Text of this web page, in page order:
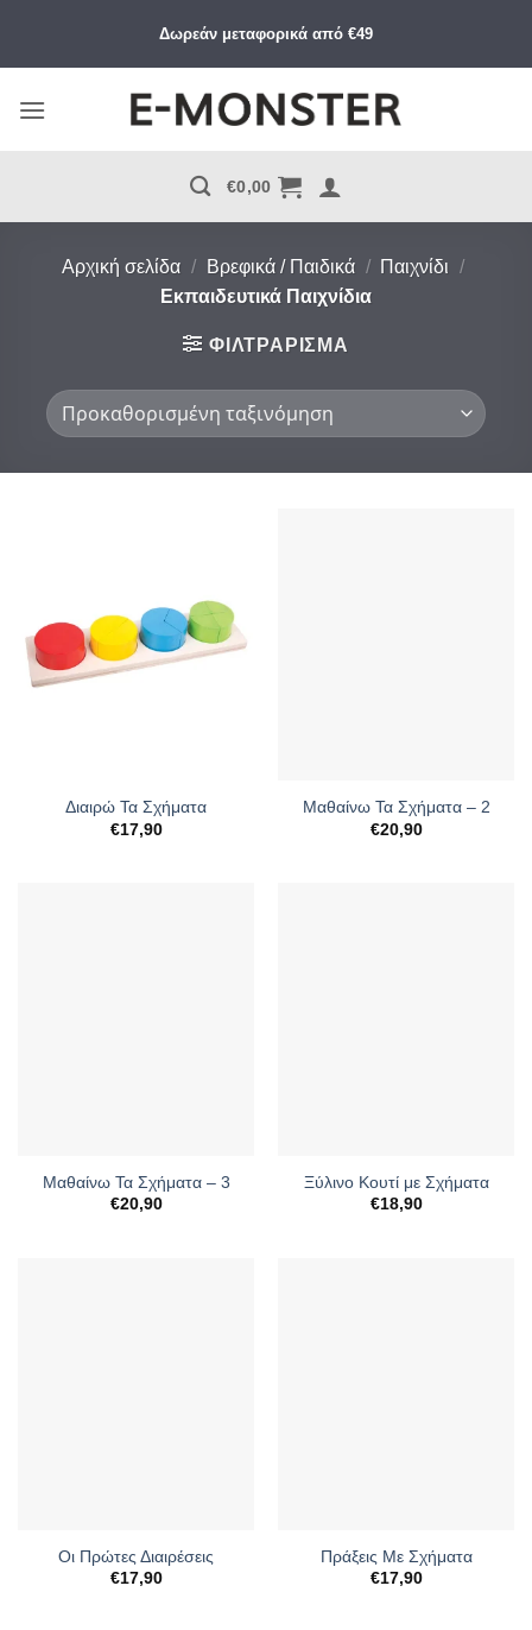
περιεχόμενο
Δωρεάν μεταφορικά από €49
€0,00
Αρχική σελίδα / Βρεφικά / Παιδικά / Παιχνίδι /
Εκπαιδευτικά Παιχνίδια
ΦΙΛΤΡΆΡΙΣΜΑ
Διαιρώ Τα Σχήματα
€17,90
Μαθαίνω Τα Σχήματα – 2
€20,90
Μαθαίνω Τα Σχήματα – 3
€20,90
Ξύλινο Κουτί με Σχήματα
€18,90
Οι Πρώτες Διαιρέσεις
€17,90
Πράξεις Με Σχήματα
€17,90